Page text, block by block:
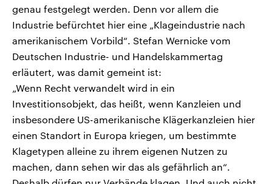
genau festgelegt werden. Denn vor allem die
Industrie befürchtet hier eine „Klageindustrie nach
amerikanischem Vorbild“. Stefan Wernicke vom
Deutschen Industrie- und Handelskammertag
erläutert, was damit gemeint ist:
„Wenn Recht verwandelt wird in ein
Investitionsobjekt, das heißt, wenn Kanzleien und
insbesondere US-amerikanische Klägerkanzleien hier
einen Standort in Europa kriegen, um bestimmte
Klagetypen alleine zu ihrem eigenen Nutzen zu
machen, dann sehen wir das als gefährlich an“.